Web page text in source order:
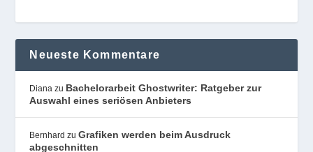
Neueste Kommentare
Diana zu Bachelorarbeit Ghostwriter: Ratgeber zur
Auswahl eines seriösen Anbieters
Bernhard zuGrafiken werden beim Ausdruck
abgeschnitten